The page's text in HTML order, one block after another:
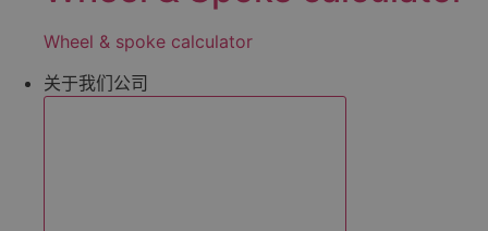
Wheel & spoke calculator
关于我们公司